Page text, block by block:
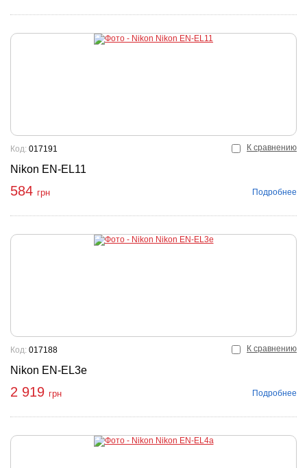
К сравнению
Nikon EN-EL11
Код: 017191
584 грн Подробнее
К сравнению
Nikon EN-EL3e
Код: 017188
2 919 грн Подробнее